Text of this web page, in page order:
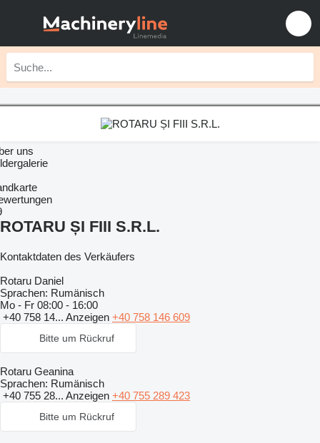
uns
ROTARU ȘI FIII S.R.L.
Kontaktdaten des Verkäufers
Rotaru Daniel
Sprachen: Rumänisch
Mo - Fr 08:00 - 16:00
+40 758 14... Anzeigen +40 758 146 609
Bitte um Rückruf
Rotaru Geanina
Sprachen: Rumänisch
+40 755 28... Anzeigen +40 755 289 423
Bitte um Rückruf